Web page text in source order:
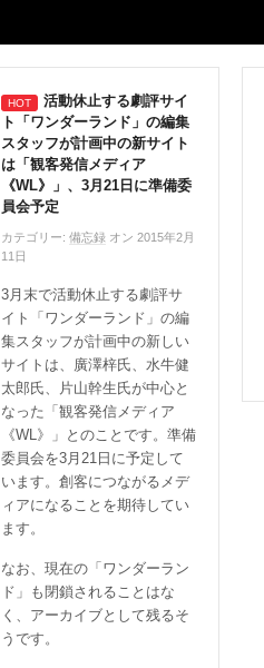
活動休止する劇評サイ
ト「ワンダーランド」の編集
スタッフが計画中の新サイト
は「観客発信メディア
《WL》」、3月21日に準備委
員会予定
カテゴリー: 備忘録 オン 2015年2月
11日
3月末で活動休止する劇評サ
イト「ワンダーランド」の編
集スタッフが計画中の新しい
サイトは、廣澤梓氏、水牛健
太郎氏、片山幹生氏が中心と
なった「観客発信メディア
《WL》」とのことです。準備
委員会を3月21日に予定して
います。創客につながるメデ
ィアになることを期待してい
ます。
なお、現在の「ワンダーラン
ド」も閉鎖されることはな
く、アーカイブとして残るそ
うです。